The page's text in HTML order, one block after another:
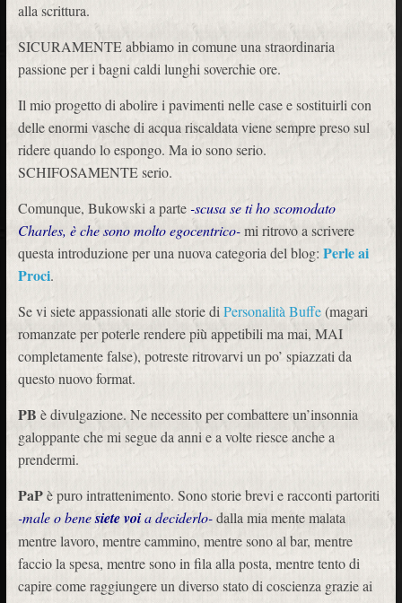
alla scrittura.
SICURAMENTE abbiamo in comune una straordinaria
passione per i bagni caldi lunghi soverchie ore.
Il mio progetto di abolire i pavimenti nelle case e sostituirli con
delle enormi vasche di acqua riscaldata viene sempre preso sul
ridere quando lo espongo. Ma io sono serio.
SCHIFOSAMENTE serio.
Comunque, Bukowski a parte-scusa se ti ho scomodato
Charles, è che sono molto egocentrico-mi ritrovo a scrivere
questa introduzione per una nuova categoria del blog: Perle ai
Proci.
Se vi siete appassionati alle storie diPersonalità Buffe(magari
romanzate per poterle rendere più appetibili ma mai, MAI
completamente false), potreste ritrovarvi un po’ spiazzati da
questo nuovo format.
PB è divulgazione. Ne necessito per combattere un’insonnia
galoppante che mi segue da anni e a volte riesce anche a
prendermi.
PaPè puro intrattenimento. Sono storie brevi e racconti partoriti
-male o benesiete voia deciderlo-dalla mia mente malata
mentre lavoro, mentre cammino, mentre sono al bar, mentre
faccio la spesa, mentre sono in fila alla posta, mentre tento di
capire come raggiungere un diverso stato di coscienza grazie ai